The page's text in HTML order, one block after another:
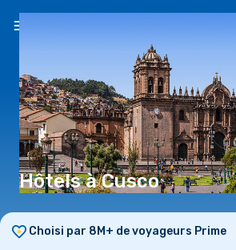
Hôtels à Cusco
Choisi par 8M+ de voyageurs Prime